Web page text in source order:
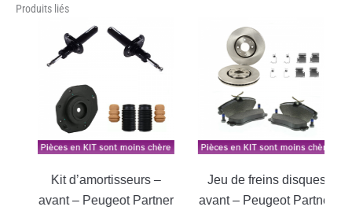
Produits liés
Kit d’amortisseurs –
avant – Peugeot Partner
Jeu de freins disques
avant – Peugeot Partner